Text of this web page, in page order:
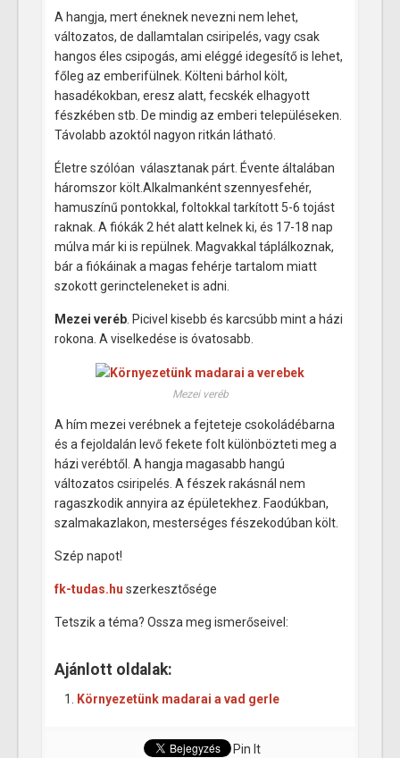
A hangja, mert éneknek nevezni nem lehet,
változatos, de dallamtalan csiripelés, vagy csak
hangos éles csipogás, ami eléggé idegesítő is lehet,
főleg az emberifülnek. Költeni bárhol költ,
hasadékokban, eresz alatt, fecskék elhagyott
fészkében stb. De mindig az emberi településeken.
Távolabb azoktól nagyon ritkán látható.
Életre szólóan választanak párt. Évente általában
háromszor költ.Alkalmanként szennyesfehér,
hamuszínű pontokkal, foltokkal tarkított 5-6 tojást
raknak. A fiókák 2 hét alatt kelnek ki, és 17-18 nap
múlva már ki is repülnek. Magvakkal táplálkoznak,
bár a fiókáinak a magas fehérje tartalom miatt
szokott gerincteleneket is adni.
Mezei veréb . Picivel kisebb és karcsúbb mint a házi
rokona. A viselkedése is óvatosabb.
Mezei veréb
A hím mezei verébnek a fejteteje csokoládébarna
és a fejoldalán levő fekete folt különbözteti meg a
házi verébtől. A hangja magasabb hangú
változatos csiripelés. A fészek rakásnál nem
ragaszkodik annyira az épületekhez. Faodúkban,
szalmakazlakon, mesterséges fészekodúban költ.
Szép napot!
fk-tudas.hu szerkesztősége
Tetszik a téma? Ossza meg ismerőseivel:
Ajánlott oldalak:
Környezetünk madarai a vad gerle
Pin It